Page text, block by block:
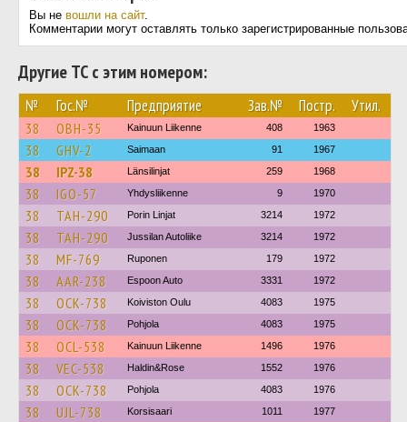
Вы не вошли на сайт.
Комментарии могут оставлять только зарегистрированные
Другие ТС с этим номером:
№ Гос.№ Предприятие Зав.№ Постр. Утил.
38 OBH-35 Kainuun Liikenne 408 1963
38 GHV-2 Saimaan 91 1967
38 IPZ-38 Länsilinjat 259 1968
38 IGO-57 Yhdysliikenne 9 1970
38 TAH-290 Porin Linjat 3214 1972
38 TAH-290 Jussilan Autoliike 3214 1972
38 MF-769 Ruponen 179 1972
38 AAR-238 Espoon Auto 3331 1972
38 OCK-738 Koiviston Oulu 4083 1975
38 OCK-738 Pohjola 4083 1975
38 OCL-538 Kainuun Liikenne 1496 1976
38 VEC-538 Haldin&Rose 1552 1976
38 OCK-738 Pohjola 4083 1976
38 UJL-738 Korsisaari 1011 1977